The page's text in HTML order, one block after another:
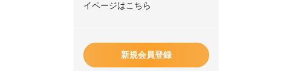
イページはこちら
新規会員登録